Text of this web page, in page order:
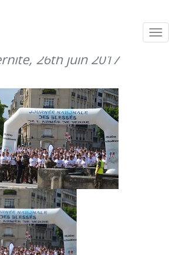
de l’armée de
26th juin 2017